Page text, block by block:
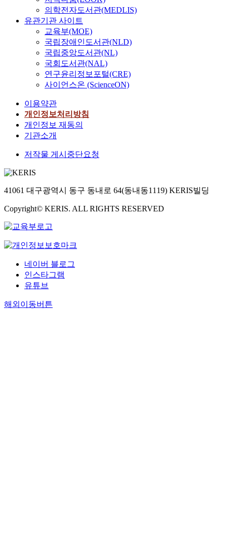
의학전자도서관(MEDLIS)
유관기관 사이트
교육부(MOE)
국립장애인도서관(NLD)
국립중앙도서관(NL)
국회도서관(NAL)
연구윤리정보포털(CRE)
사이언스온 (ScienceON)
이용약관
개인정보처리방침
개인정보 재동의
기관소개
저작물 게시중단요청
41061 대구광역시 동구 동내로 64(동내동1119) KERIS빌딩
Copyright© KERIS. ALL RIGHTS RESERVED
네이버 블로그
인스타그램
유튜브
해외이동버튼